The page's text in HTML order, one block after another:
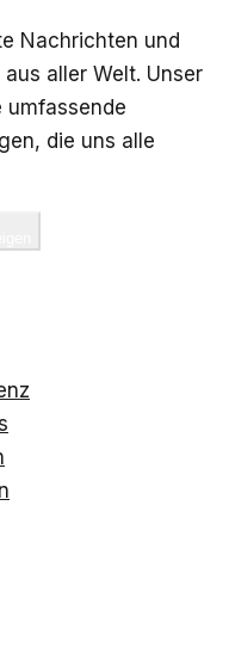
Nachrichten und
aller Welt. Unser
umfassende
die uns alle